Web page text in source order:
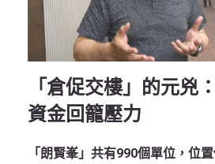
「倉促交樓」的元兇
資金回籠壓力
「朗賢峯」共有990個單位，位